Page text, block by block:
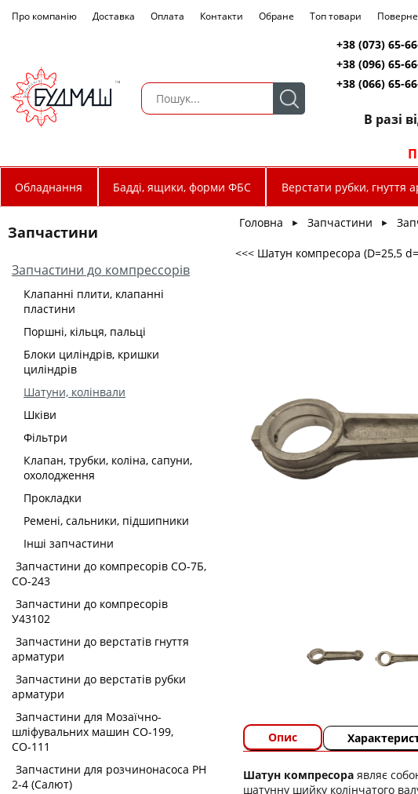
Про компанію Доставка Оплата Контакти Обране Топ товари
+38 (073) 65-
+38 (096) 65-
+38 (066) 65-
В разі
Обладнання Бадді, ящики, форми ФБС Верстати рубки, гнуття
Запчастини
Запчастини до компрессорів
Клапанні плити, клапанні
пластини
Поршні, кільця, пальці
Блоки циліндрів, кришки
циліндрів
Шатуни, колінвали
Шківи
Фільтри
Клапан, трубки, коліна, сапуни,
охолодження
Прокладки
Ремені, сальники, підшипники
Інші запчастини
Запчастини до компресорів СО-7Б,
СО-243
Запчастини до компресорів
У43102
Запчастини до верстатів гнуття
арматури
Запчастини до верстатів рубки
арматури
Запчастини для Мозаїчно-
шліфувальних машин СО-199,
СО-111
Запчастини для розчинонасоса РН
2-4 (Салют)
Головна ► Запчастини ►
<<< Шатун компресора (D=25,5
Опис
Шатун компресора являє
шатунну шийку колінчатого